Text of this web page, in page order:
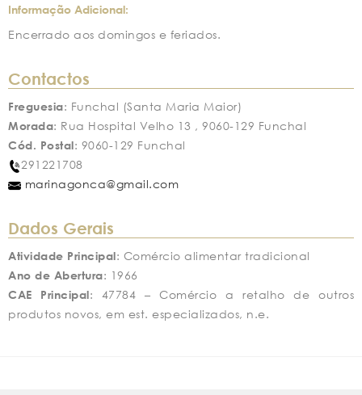
Informação Adicional:
Encerrado aos domingos e feriados.
Contactos
Freguesia: Funchal (Santa Maria Maior)
Morada: Rua Hospital Velho 13 , 9060-129 Funchal
Cód. Postal: 9060-129 Funchal
291221708
marinagonca@gmail.com
Dados Gerais
Atividade Principal: Comércio alimentar tradicional
Ano de Abertura: 1966
CAE Principal: 47784 – Comércio a retalho de outros
produtos novos, em est. especializados, n.e.